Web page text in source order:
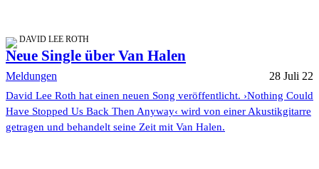
DAVID LEE ROTH
Neue Single über Van Halen
Meldungen 28 Juli 22
David Lee Roth hat einen neuen Song veröffentlicht. ›Nothing Could
Have Stopped Us Back Then Anyway‹ wird von einer Akustikgitarre
getragen und behandelt seine Zeit mit Van Halen.